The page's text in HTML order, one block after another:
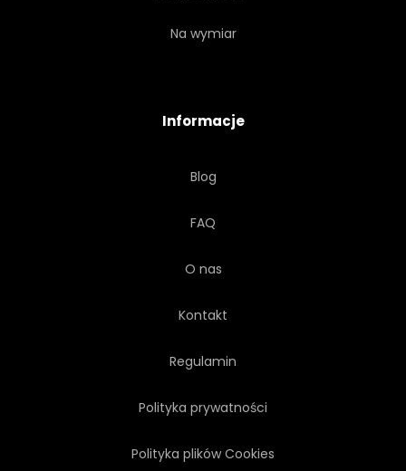
Na wymiar
Informacje
Blog
FAQ
O nas
Kontakt
Regulamin
Polityka prywatności
Polityka plików Cookies